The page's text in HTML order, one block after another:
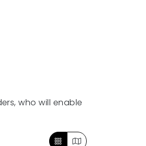
who will enable